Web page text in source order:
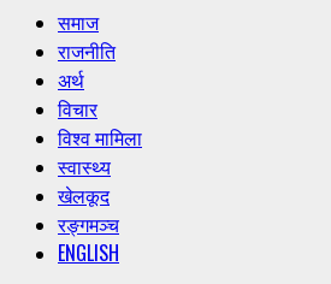
Primary
Menu
समाज
राजनीति
अर्थ
विचार
विश्व मामिला
स्वास्थ्य
खेलकूद
रङ्गमञ्च
ENGLISH